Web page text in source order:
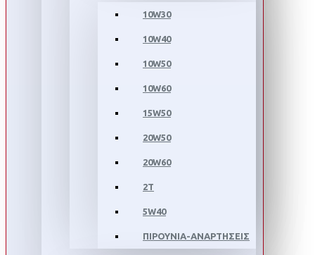
10W30
10W40
10W50
10W60
15W50
20W50
20W60
2T
5W40
ΠΙΡΟΥΝΙΑ-ΑΝΑΡΤΗΣΕΙΣ